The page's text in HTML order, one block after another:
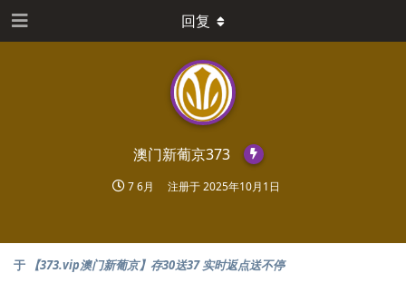
澳门新葡京373
7 6月 注册于2025年10月1日
回复
于 【373.vip澳门新葡京】存30送37 实时返点送不停